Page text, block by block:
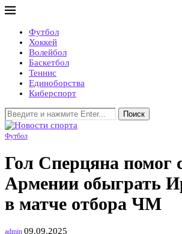
Футбол
Хоккей
Волейбол
Баскетбол
Теннис
Единоборства
Киберспорт
Поиск
Футбол
Гол Сперцяна помог
Армении обыграть
в матче отбора ЧМ
admin 09.09.2025